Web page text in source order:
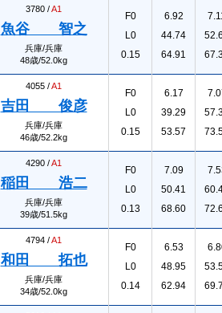
3780 /A1
魚谷 智之
兵庫/兵庫
48歳/52.0kg
F0
L0
0.15
6.92
44.74
64.91
4055 /A1
吉田 俊彦
兵庫/兵庫
46歳/52.2kg
F0
L0
0.15
6.17
39.29
53.57
4290 /A1
稲田 浩二
兵庫/兵庫
39歳/51.5kg
F0
L0
0.13
7.09
50.41
68.60
4794 /A1
和田 拓也
兵庫/兵庫
34歳/52.0kg
F0
L0
0.14
6.53
48.95
62.94